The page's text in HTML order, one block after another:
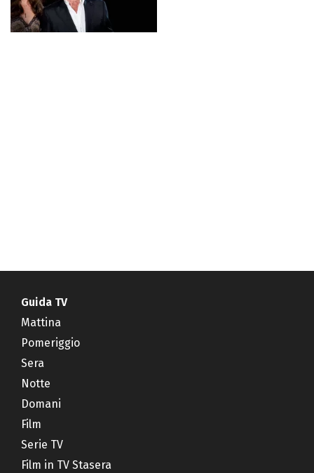
Guida TV
Mattina
Pomeriggio
Sera
Notte
Domani
Film
Serie TV
Film in TV Stasera